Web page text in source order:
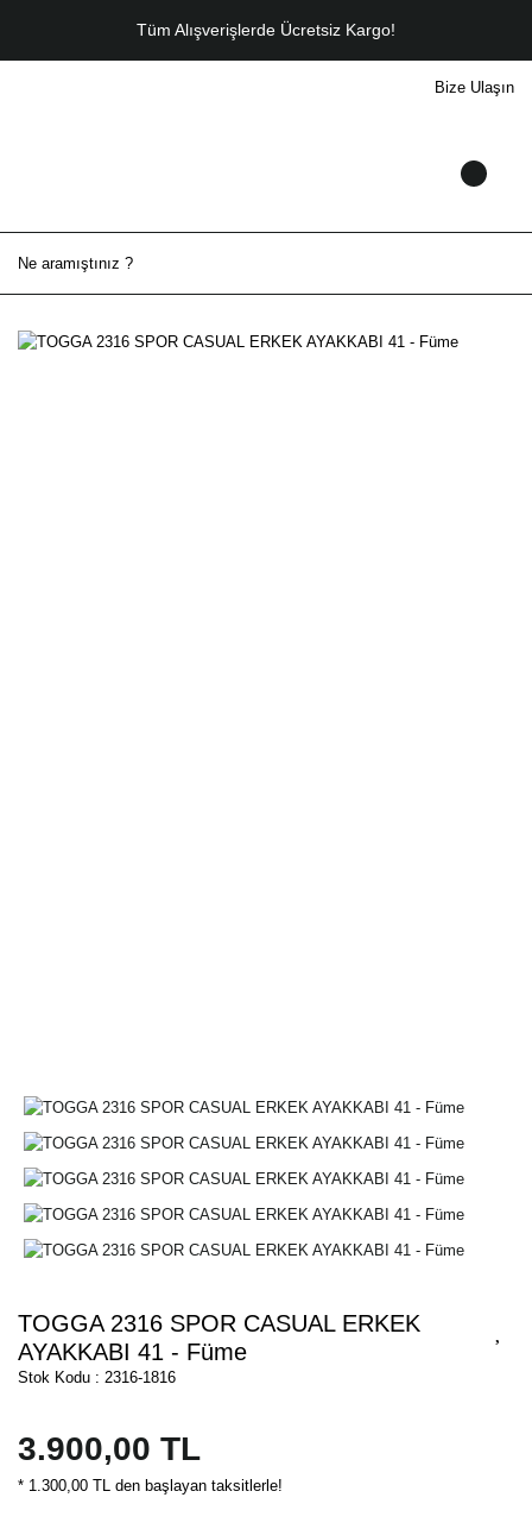
Tüm Alışverişlerde Ücretsiz Kargo!
Bize Ulaşın
TOGGA 2316 SPOR CASUAL ERKEK
AYAKKABI 41 - Füme
Stok Kodu : 2316-1816
3.900,00 TL
* 1.300,00 TL den başlayan taksitlerle!